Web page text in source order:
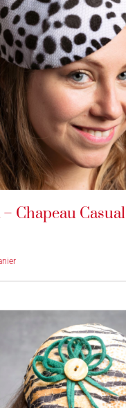
Chapeau Casual